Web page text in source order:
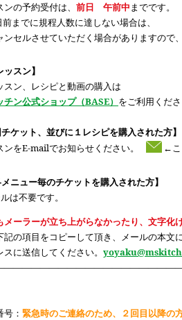
の予約受付は、 前日 午前中までです。
までに規程人数に達しない場合は、
ンセルさせていただく場合がありますので
ッスン】
スン、レシピと動画の購入は
ン公式ショップ（BASE） をご利用くだ
チケット、並びに１レシピを購入された方】
をE-mailでお知らせください。
←こ
メニュー毎のチケットを購入された方】
は不要です。
メーラーが立ち上がらなかったり、文字化
記の項目をコピーして頂き、メールの本文
に送信してください。
： 緊急時のご連絡のため、２回目以降の